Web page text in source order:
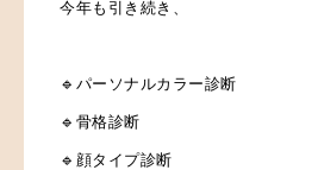
今年も引き続き、
🔹パーソナルカラー診断
🔹骨格診断
🔹顔タイプ診断